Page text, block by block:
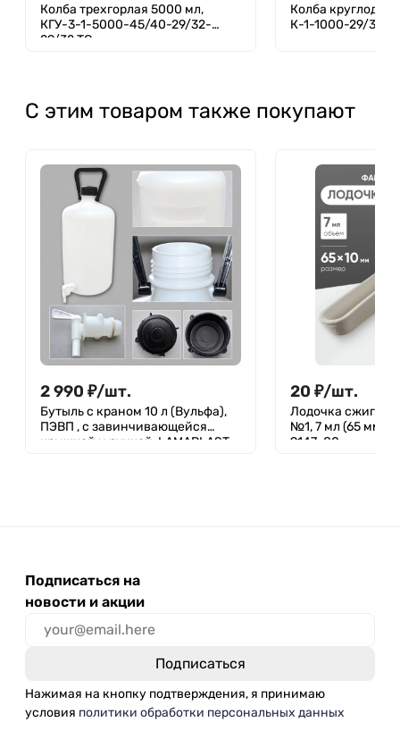
Колба трехгорлая 5000 мл,
КГУ-3-1-5000-45/40-29/32-
29/32 ТС
Колба
К-1-1000-29/32
С этим товаром также покупают
2 990 ₽/шт.
Бутыль с краном 10 л (Вульфа),
ПЭВП , с завинчивающейся
крышкой и ручкой, LAMAPLAST
20 ₽/шт.
Лодочка
№1, 7 мл (65 мм х
9147-80
Подписаться на
новости и акции
Нажимая на кнопку подтверждения, я принимаю
условия политики обработки персональных данных